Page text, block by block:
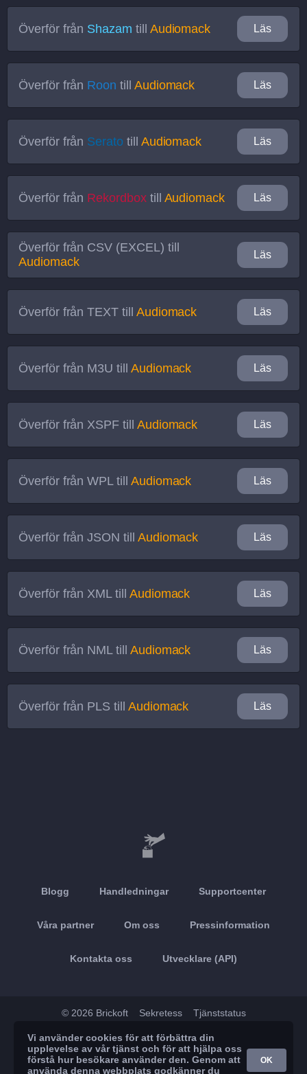
Överför från Shazam till Audiomack Läs
Överför från Roon till Audiomack Läs
Överför från Serato till Audiomack Läs
Överför från Rekordboxtill Audiomack Läs
Överför från CSV (EXCEL) till
Audiomack
Läs
Överför frånTEXT till Audiomack Läs
Överför från M3U till Audiomack Läs
Överför från XSPF till Audiomack Läs
Överför frånWPL till Audiomack Läs
Överför frånJSON till Audiomack Läs
Överför från XML till Audiomack Läs
Överför från NML till Audiomack Läs
Överför från PLS till Audiomack Läs
Blogg Handledningar Supportcenter
Våra partner Om oss Pressinformation
Kontakta oss Utvecklare (API)
© 2026 Brickoft Sekretess Tjänststatus
App Store Google Play
Vi använder cookies för att förbättra din
upplevelse av vår tjänst och för att hjälpa oss
förstå hur besökare använder den. Genom att
använda denna webbplats godkänner du
OK